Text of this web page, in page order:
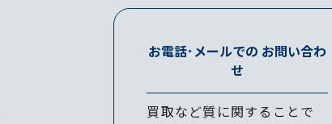
お電話･メールでの お問い合わ
せ
買取など質に関することで